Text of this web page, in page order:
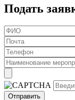
Подать
Отправить